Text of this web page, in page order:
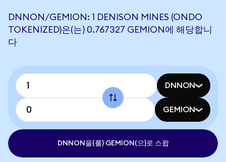
DNNON/GEMION: 1 DENISON MINES (ONDO
TOKENIZED)은(는) 0.767327 GEMION에 해당합니
다
DNNON
GEMION
DNNON을(를) GEMION(으)로 스왑